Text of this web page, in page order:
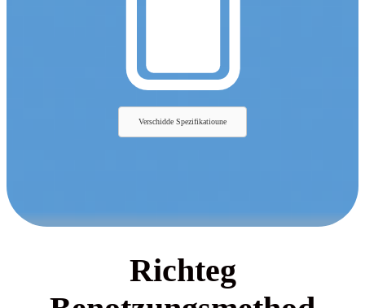
Verschidde Spezifikatioune
Richteg